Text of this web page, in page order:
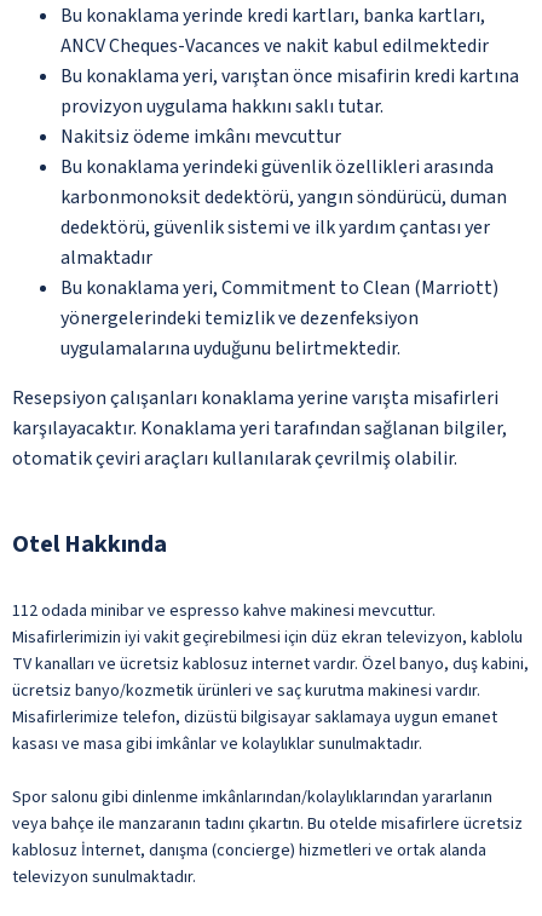
Bu konaklama yerinde kredi kartları, banka kartları,
ANCV Cheques-Vacances ve nakit kabul edilmektedir
Bu konaklama yeri, varıştan önce misafirin kredi kartına
provizyon uygulama hakkını saklı tutar.
Nakitsiz ödeme imkânı mevcuttur
Bu konaklama yerindeki güvenlik özellikleri arasında
karbonmonoksit dedektörü, yangın söndürücü, duman
dedektörü, güvenlik sistemi ve ilk yardım çantası yer
almaktadır
Bu konaklama yeri, Commitment to Clean (Marriott)
yönergelerindeki temizlik ve dezenfeksiyon
uygulamalarına uyduğunu belirtmektedir.
Resepsiyon çalışanları konaklama yerine varışta misafirleri
karşılayacaktır. Konaklama yeri tarafından sağlanan bilgiler,
otomatik çeviri araçları kullanılarak çevrilmiş olabilir.
Otel Hakkında
112 odada minibar ve espresso kahve makinesi mevcuttur.
Misafirlerimizin iyi vakit geçirebilmesi için düz ekran televizyon, kablolu
TV kanalları ve ücretsiz kablosuz internet vardır. Özel banyo, duş kabini,
ücretsiz banyo/kozmetik ürünleri ve saç kurutma makinesi vardır.
Misafirlerimize telefon, dizüstü bilgisayar saklamaya uygun emanet
kasası ve masa gibi imkânlar ve kolaylıklar sunulmaktadır.
Spor salonu gibi dinlenme imkânlarından/kolaylıklarından yararlanın
veya bahçe ile manzaranın tadını çıkartın. Bu otelde misafirlere ücretsiz
kablosuz İnternet, danışma (concierge) hizmetleri ve ortak alanda
televizyon sunulmaktadır.